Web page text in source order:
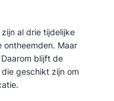
al drie tijdelijke
ontheemden. Maar
blijft de
geschikt zijn om